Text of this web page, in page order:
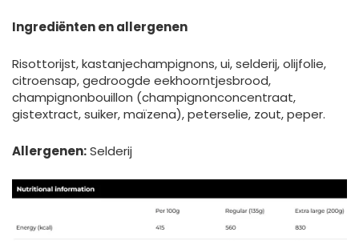
Ingrediënten en allergenen
Risottorijst, kastanjechampignons, ui, selderij, olijfolie,
citroensap, gedroogde eekhoorntjesbrood,
champignonbouillon (champignonconcentraat,
gistextract, suiker, maïzena), peterselie, zout, peper.
Allergenen:Selderij